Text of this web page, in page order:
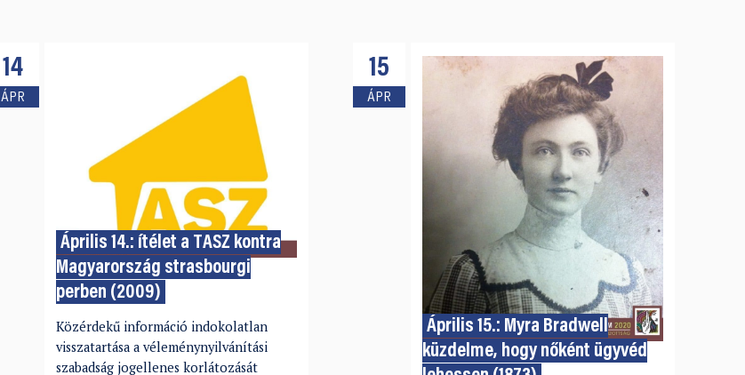
14
ÁPR
Április 14.: ítélet a TASZ kontra
Magyarország strasbourgi
perben (2009)
Közérdekű információ indokolatlan
visszatartása a véleménynyilvánítási
szabadság jogellenes korlátozását
15
ÁPR
Április 15.: Myra Bradwell
küzdelme, hogy nőként ügyvéd